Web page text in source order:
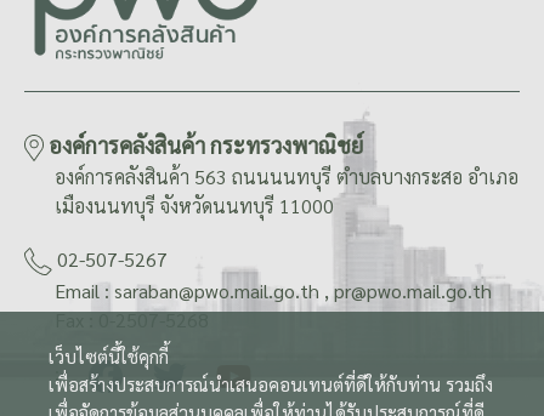
องค์การคลังสินค้า กระทรวงพาณิชย์
องค์การคลังสินค้า 563 ถนนนนทบุรี ตำบลบางกระสอ อำเภอ
เมืองนนทบุรี จังหวัดนนทบุรี 11000
02-507-5267
Email : saraban@pwo.mail.go.th , pr@pwo.mail.go.th
Fax : 0-2507-5268
:
เว็บไซต์นี้ใช้คุกกี้
เพื่อสร้างประสบการณ์นำเสนอคอนเทนต์ที่ดีให้กับท่าน รวมถึง